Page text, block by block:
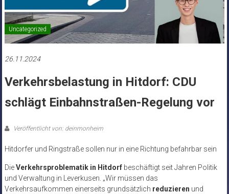
Uncategorized
26.11.2024
Verkehrsbelastung in Hitdorf: CDU
schlägt Einbahnstraßen-Regelung vor
Veröffentlicht von: deinmonheim
Hitdorfer und Ringstraße sollen nur in eine Richtung befahrbar sein
DieVerkehrsproblematik in Hitdorfbeschäftigt seit Jahren Politik
und Verwaltung in Leverkusen. „Wir müssen das
Verkehrsaufkommen einerseits grundsätzlich reduzieren und